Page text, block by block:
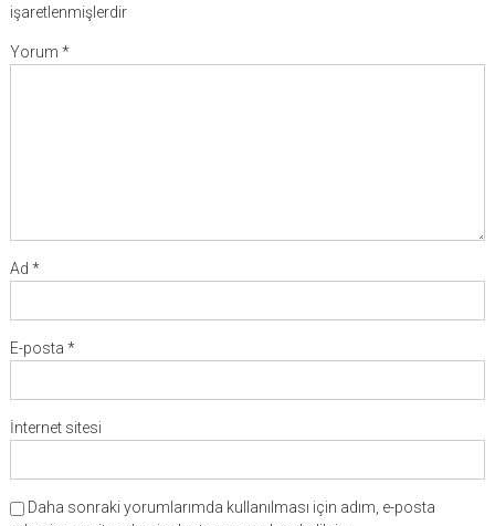
işaretlenmişlerdir
Yorum *
Ad *
E-posta *
İnternet sitesi
Daha sonraki yorumlarımda kullanılması için adım, e-posta